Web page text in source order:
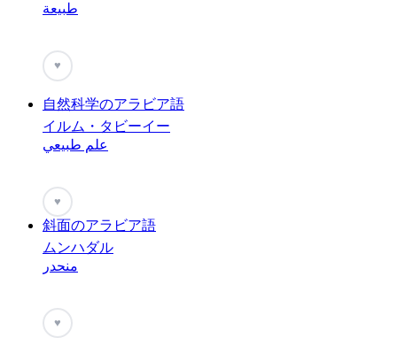
طبيعة
♥
自然科学のアラビア語
イルム・タビーイー
علم طبيعي
♥
斜面のアラビア語
ムンハダル
منحدر
♥